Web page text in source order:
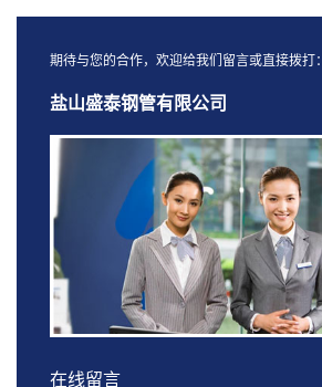
期待与您的合作，欢迎给我们留言或直接拨打：
盐山盛泰钢管有限公司
在线留言